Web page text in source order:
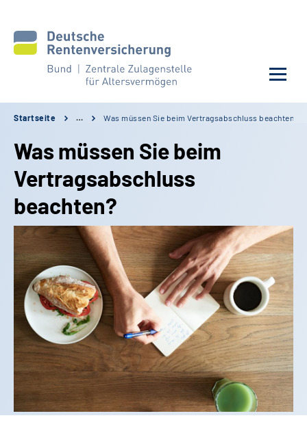
Lohnt sich Riester?
So geht Riester
Riester optimieren
Service & Auskunft
FAQ
Alle Online-Services
Startseite … Was müssen Sie beim Vertragsabschluss beachten?
Was müssen Sie beim
Vertragsabschluss
beachten?